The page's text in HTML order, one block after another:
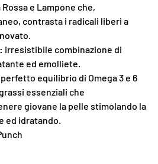
e Lampone che,
contrasta i radicali liberi a
irresistibile combinazione di
ed emolliete.
perfetto equilibrio di Omega 3 e 6
essenziali che
giovane la pelle stimolando la
ed idratando.